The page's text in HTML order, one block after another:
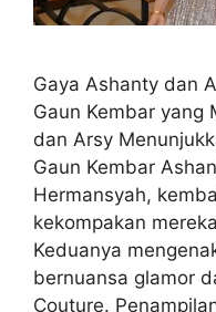
Gaya Ashanty dan
Gaun Kembar yang
dan Arsy
Gaun Kembar
Hermansyah,
kekompakan
Keduanya
bernuansa glamor
Couture.